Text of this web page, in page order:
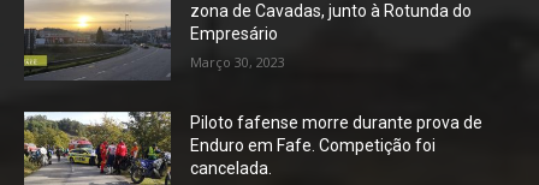
zona de Cavadas, junto à Rotunda do
Empresário
Março 30, 2023
Piloto fafense morre durante prova de
Enduro em Fafe. Competição foi
cancelada.